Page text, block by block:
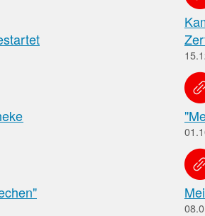
sich
auf
über
die
und